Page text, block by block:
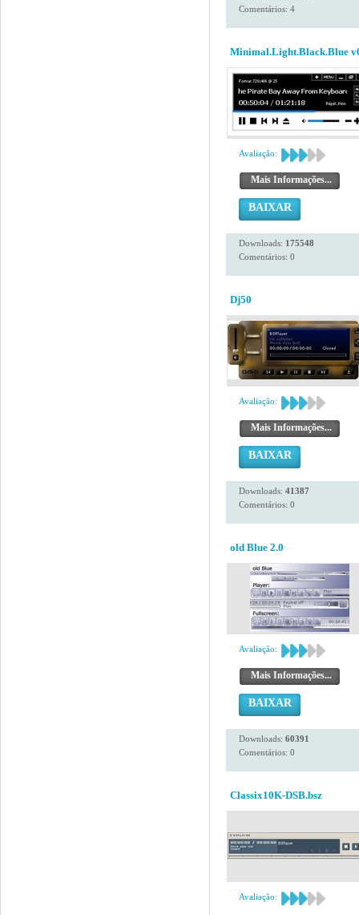
Comentários: 4
Minimal.Light.Black.Blue
Avaliação:
Mais Informações...
BAIXAR
Downloads: 175548
Comentários: 0
Dj50
Avaliação:
Mais Informações...
BAIXAR
Downloads: 41387
Comentários: 0
old Blue 2.0
Avaliação:
Mais Informações...
BAIXAR
Downloads: 60391
Comentários: 0
Classix10K-DSB.bsz
Avaliação: